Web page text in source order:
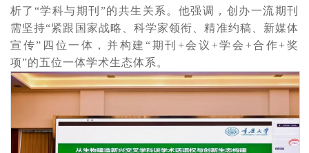
析了 “学科与期刊”的共生关系。他强调，创办一流期刊
需坚持“紧跟国家战略、科学家领衔、精准约稿、新媒体
宣传”四位一体，并构建“期刊+会议+学会+合作+奖
项”的五位一体学术生态体系。